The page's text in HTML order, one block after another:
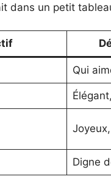
dans un petit
Qui
Digne